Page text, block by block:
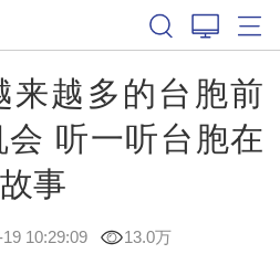
来越多的台胞前
听一听台胞在
事
10:29:09 13.0万